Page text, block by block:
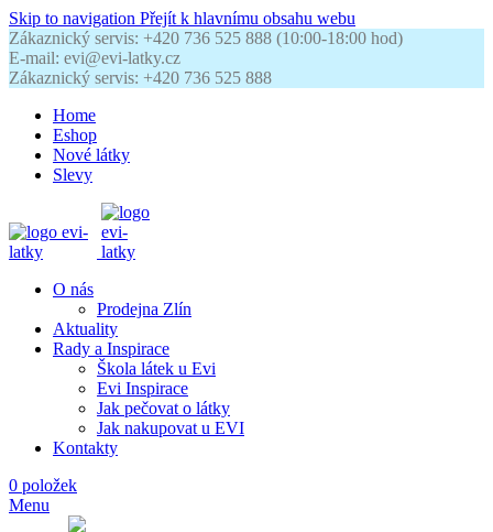
Skip to navigation Přejít k hlavnímu obsahu webu
Zákaznický servis: +420 736 525 888 (10:00-18:00 hod)
E-mail: evi@evi-latky.cz
Zákaznický servis: +420 736 525 888
Home
Eshop
Nové látky
Slevy
O nás
Prodejna Zlín
Aktuality
Rady a Inspirace
Škola látek u Evi
Evi Inspirace
Jak pečovat o látky
Jak nakupovat u EVI
Kontakty
0 položek
Menu